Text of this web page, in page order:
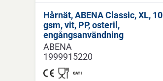
Hårnät, ABENA Classic, XL, 10
gsm, vit, PP, osteril,
engångsanvändning
ABENA
1999915220